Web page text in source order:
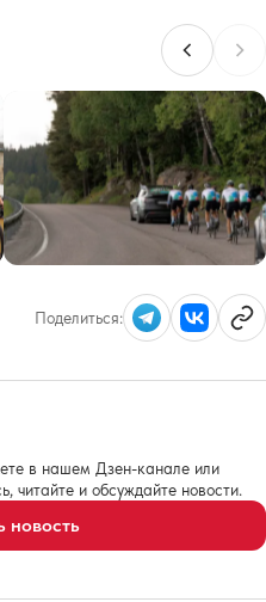
Поделиться:
в нашем Дзен-канале или
читайте и обсуждайте новости.
новость